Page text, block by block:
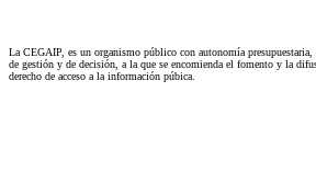
La CEGAIP, es un organismo público con autonomía presupuestaria,
de gestión y de decisión, a la que se encomienda el fomento y la
derecho de acceso a la información púbica.